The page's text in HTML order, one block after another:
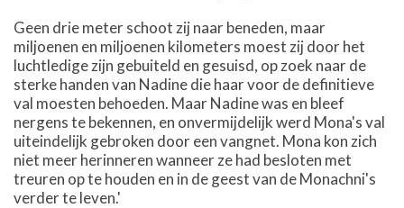
Geen drie meter schoot zij naar beneden, maar
miljoenen en miljoenen kilometers moest zij door het
luchtledige zijn gebuiteld en gesuisd, op zoek naar de
sterke handen van Nadine die haar voor de definitieve
val moesten behoeden. Maar Nadine was en bleef
nergens te bekennen, en onvermijdelijk werd Mona's val
uiteindelijk gebroken door een vangnet. Mona kon zich
niet meer herinneren wanneer ze had besloten met
treuren op te houden en in de geest van de Monachni's
verder te leven.'